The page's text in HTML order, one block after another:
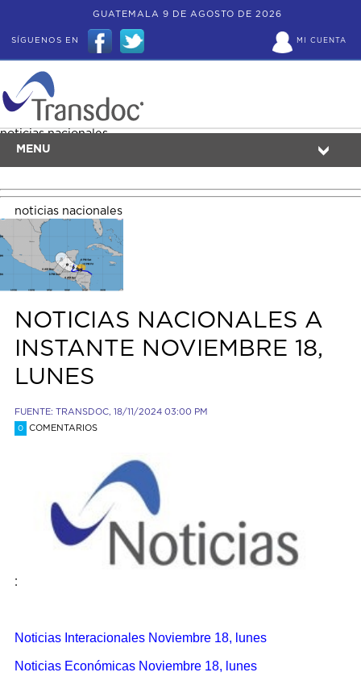
GUATEMALA 9 DE AGOSTO DE 2026
MI CUENTA
SÍGUENOS EN
MENU
noticias nacionales
noticias nacionales
NOTICIAS NACIONALES A
INSTANTE NOVIEMBRE 18,
LUNES
FUENTE: TRANSDOC, 18/11/2024 03:00 PM
0 COMENTARIOS
:
Noticias Interacionales Noviembre 18, lunes
Noticias Económicas Noviembre 18, lunes